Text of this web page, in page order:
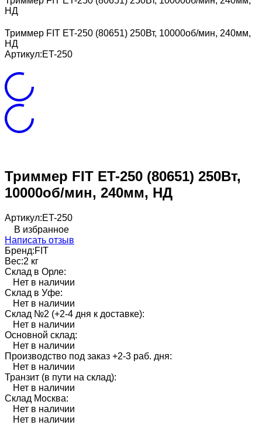
НД
Триммер FIT ET-250 (80651) 250Вт, 10000об/мин, 240мм,
НД
Артикул:ET-250
Триммер FIT ET-250 (80651) 250Вт,
10000об/мин, 240мм, НД
Артикул:ET-250
В избранное
Написать отзыв
Бренд:FIT
Вес:2 кг
Склад в Орле:
Нет в наличии
Склад в Уфе:
Нет в наличии
Склад №2 (+2-4 дня к доставке):
Нет в наличии
Основной склад:
Нет в наличии
Производство под заказ +2-3 раб. дня:
Нет в наличии
Транзит (в пути на склад):
Нет в наличии
Склад Москва:
Нет в наличии
Нет в наличии